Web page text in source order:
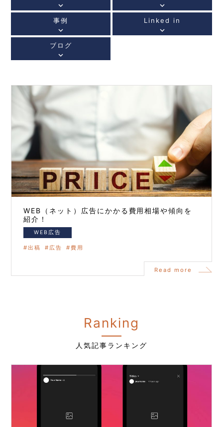
keyboard_arrow_down keyboard_arrow_down
事例
keyboard_arrow_down
Linked in
keyboard_arrow_down
ブログ
keyboard_arrow_down
WEB（ネット）広告にかかる費用相場や傾向を
紹介！
WEB広告
出稿 広告 費用
Read more
Ranking
人気記事ランキング